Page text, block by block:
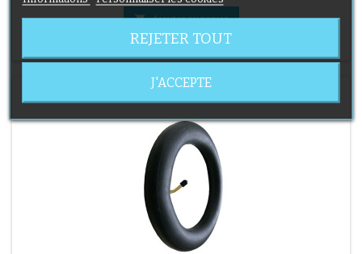
 Ajouter au panier
En stock
REJETER TOUT
J'ACCEPTE